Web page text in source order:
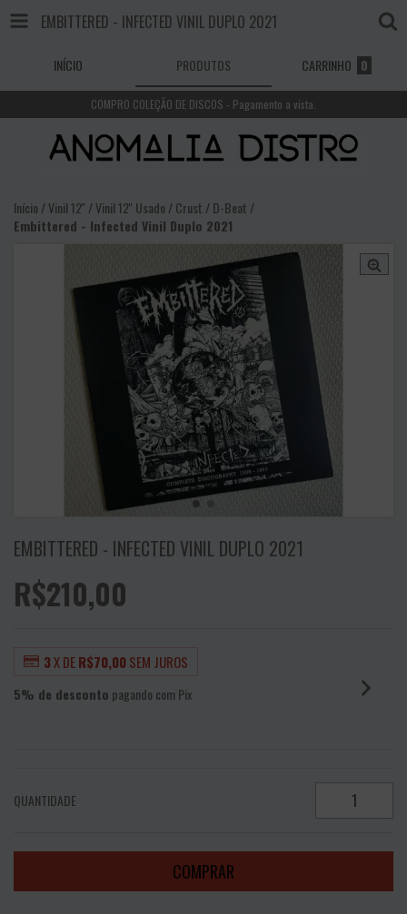
EMBITTERED - INFECTED VINIL DUPLO 2021
INÍCIO PRODUTOS CARRINHO 0
COMPRO COLEÇÃO DE DISCOS - Pagamento a vista.
Início /Vinil 12'' /Vinil 12'' Usado /Crust / D-Beat /
Embittered - Infected Vinil Duplo 2021
EMBITTERED - INFECTED VINIL DUPLO 2021
R$210,00
3X DER$70,00SEM JUROS
5% de desconto pagando com Pix
QUANTIDADE